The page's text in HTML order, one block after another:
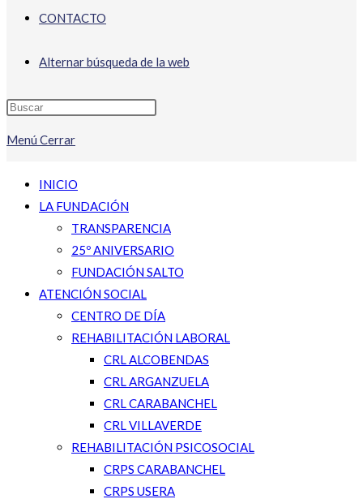
CONTACTO
Alternar búsqueda de la web
Menú Cerrar
INICIO
LA FUNDACIÓN
TRANSPARENCIA
25º ANIVERSARIO
FUNDACIÓN SALTO
ATENCIÓN SOCIAL
CENTRO DE DÍA
REHABILITACIÓN LABORAL
CRL ALCOBENDAS
CRL ARGANZUELA
CRL CARABANCHEL
CRL VILLAVERDE
REHABILITACIÓN PSICOSOCIAL
CRPS CARABANCHEL
CRPS USERA